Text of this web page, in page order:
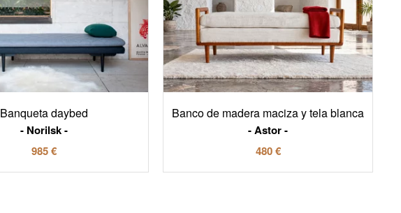
Banqueta daybed
Norilsk
985 €
Banco de madera maciza y tela blanca
Astor
480 €